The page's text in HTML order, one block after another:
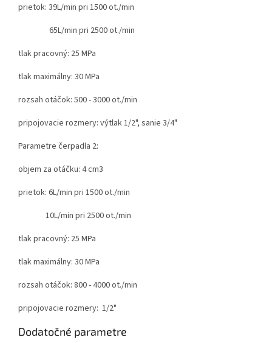
prietok: 39L/min pri 1500 ot./min
65L/min pri 2500 ot./min
tlak pracovný: 25 MPa
tlak maximálny: 30 MPa
rozsah otáčok: 500 - 3000 ot./min
pripojovacie rozmery: výtlak 1/2", sanie 3/4"
Parametre čerpadla 2:
objem za otáčku: 4 cm3
prietok: 6L/min pri 1500 ot./min
10L/min pri 2500 ot./min
tlak pracovný: 25 MPa
tlak maximálny: 30 MPa
rozsah otáčok: 800 - 4000 ot./min
pripojovacie rozmery: 1/2"
Dodatočné parametre